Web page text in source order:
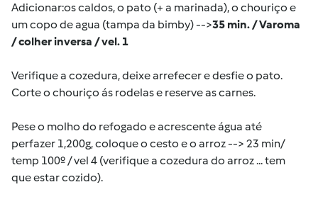
Adicionar:os caldos, o pato (+ a marinada), o chouriço e
um copo de agua (tampa da bimby) -->35 min. / Varoma
/ colher inversa / vel. 1
Verifique a cozedura, deixe arrefecer e desfie o pato.
Corte o chouriço ás rodelas e reserve as carnes.
Pese o molho do refogado e acrescente água até
perfazer 1,200g, coloque o cesto e o arroz --> 23 min/
temp 100º / vel 4 (verifique a cozedura do arroz ... tem
que estar cozido).